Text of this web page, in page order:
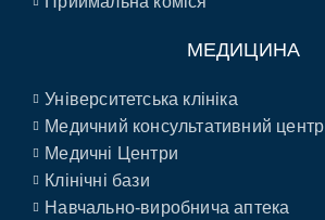
МЕДИЦИНА
Університетська клініка
Медичний консультативний центр
Медичні Центри
Клінічні бази
Навчально-виробнича аптека